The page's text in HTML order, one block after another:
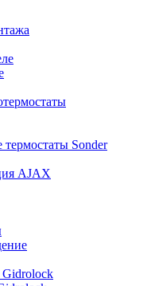
Sonder
AJAX
Gidrolock